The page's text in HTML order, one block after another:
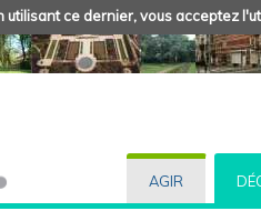
ce dernier, vous acceptez
AGIR